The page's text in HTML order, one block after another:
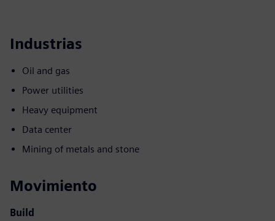
Industrias
Oil and gas
Power utilities
Heavy equipment
Data center
Mining of metals and stone
Movimiento
Build